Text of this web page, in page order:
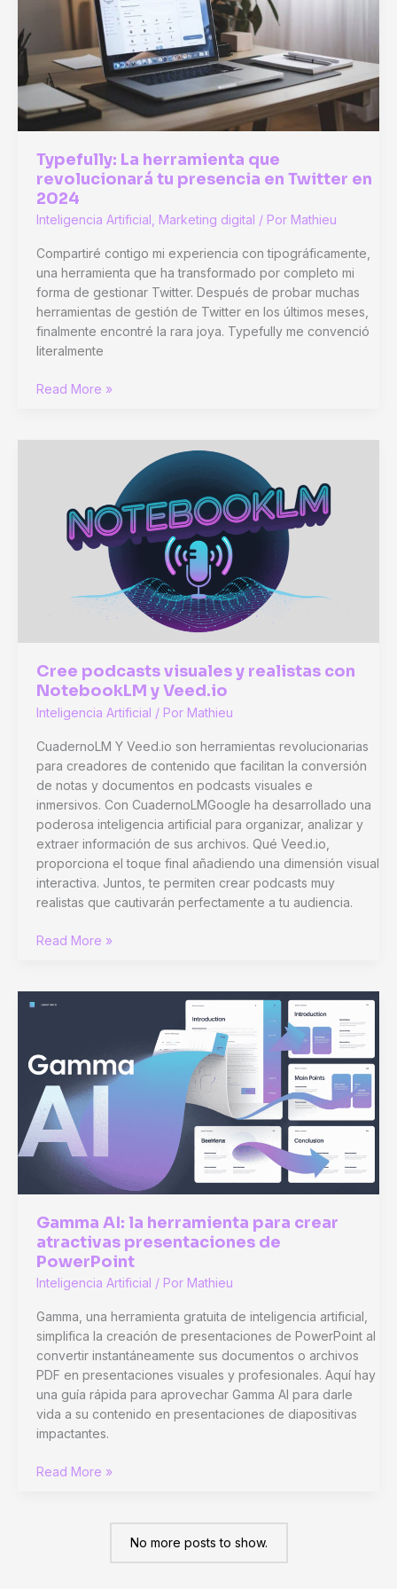
OpenAI
obtener
clave
API.
Typefully: La herramienta que
revolucionará tu presencia en Twitter en
2024
Inteligencia Artificial Marketing digital / Por Mathieu
Compartiré contigo mi experiencia con tipográficamente,
una herramienta que ha transformado por completo mi
forma de gestionar Twitter. Después de probar muchas
herramientas de gestión de Twitter en los últimos meses,
finalmente encontré la rara joya. Typefully me convenció
literalmente
Typefully:
presencia
Twitter
Read More »
Cree podcasts visuales y realistas con
NotebookLM y Veed.io
Inteligencia Artificial / Por Mathieu
CuadernoLM Y Veed.io son herramientas revolucionarias
para creadores de contenido que facilitan la conversión
de notas y documentos en podcasts visuales e
inmersivos. Con CuadernoLMGoogle ha desarrollado una
poderosa inteligencia artificial para organizar, analizar y
extraer información de sus archivos. Qué Veed.io,
proporciona el toque final añadiendo una dimensión visual
interactiva. Juntos, te permiten crear podcasts muy
realistas que cautivarán perfectamente a tu audiencia.
Cree
NotebookLM
y
Veed.io
Read More »
Gamma AI: la herramienta para crear
atractivas presentaciones de
PowerPoint
Inteligencia Artificial / Por Mathieu
Gamma, una herramienta gratuita de inteligencia artificial,
simplifica la creación de presentaciones de PowerPoint al
convertir instantáneamente sus documentos o archivos
PDF en presentaciones visuales y profesionales. Aquí hay
una guía rápida para aprovechar Gamma AI para darle
vida a su contenido en presentaciones de diapositivas
impactantes.
Gamma
Read More »
No more posts to show.